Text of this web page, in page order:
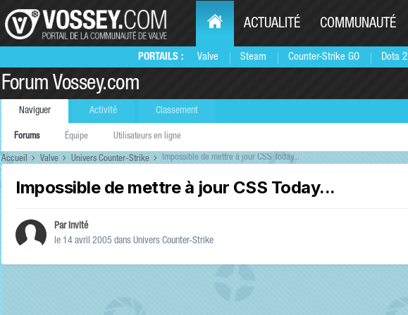
PORTAILS : Valve Steam Counter-Strike GO Dota 2
ACTUALITÉ COMMUNAUTÉ
Forum Vossey.com
Naviguer
Forums Équipe Utilisateurs en ligne
Activité Classement
Accueil Valve Univers Counter-Strike Impossible de mettre à jour CSS Today...
Impossible de mettre à jour CSS Today...
Par Invité
le 14 avril 2005 dans Univers Counter-Strike